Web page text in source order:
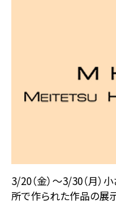
3/20（金）～3/30（月
所で作られた作品の展